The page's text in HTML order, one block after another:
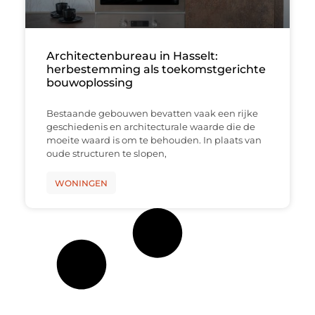
Architectenbureau in Hasselt:
herbestemming als toekomstgerichte
bouwoplossing
Bestaande gebouwen bevatten vaak een rijke
geschiedenis en architecturale waarde die de
moeite waard is om te behouden. In plaats van
oude structuren te slopen,
WONINGEN